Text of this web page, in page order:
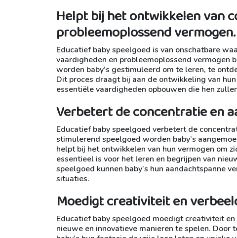
Helpt bij het ontwikkelen van
probleemoplossend vermogen.
Educatief baby speelgoed is van onschatbare
vaardigheden en probleemoplossend vermogen
worden baby’s gestimuleerd om te leren, te
Dit proces draagt bij aan de ontwikkeling van
essentiële vaardigheden opbouwen die hen
Verbetert de concentratie en
Educatief baby speelgoed verbetert de
stimulerend speelgoed worden baby’s
helpt bij het ontwikkelen van hun vermogen om
essentieel is voor het leren en begrijpen van
speelgoed kunnen baby’s hun aandachtspanne
situaties.
Moedigt creativiteit en
Educatief baby speelgoed moedigt creativiteit
nieuwe en innovatieve manieren te spelen.